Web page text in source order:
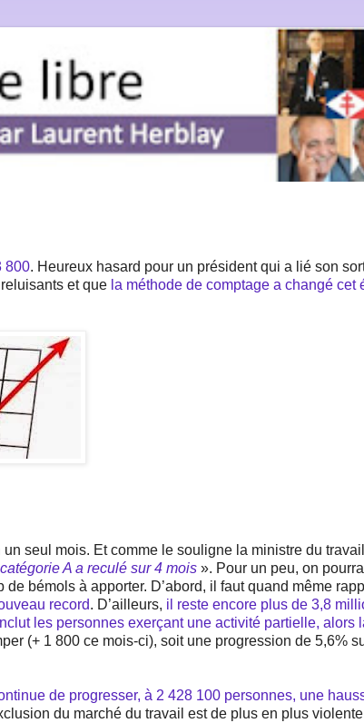
800. Heureux hasard pour un président qui a lié son
et que la méthode de comptage a changé cet
seul mois. Et comme le souligne la ministre du
A a reculé sur 4 mois ». Pour un peu, on
bémols à apporter. D’abord, il faut quand même
record. D’ailleurs, il reste encore plus de 3,8
les personnes exerçant une activité partielle, alors
(+ 1 800 ce mois-ci), soit une progression de 5,6%
de progresser, à 2 428 100 personnes, une
du marché du travail est de plus en plus